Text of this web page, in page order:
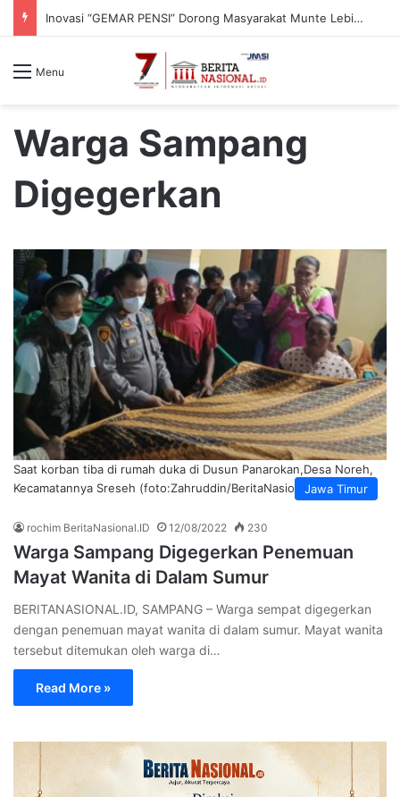
Inovasi “GEMAR PENSI” Dorong Masyarakat Munte Lebih Peduli Bahaya Hipertensi
Menu
Warga Sampang
Digegerkan
Jawa Timur
Saat korban tiba di rumah duka di Dusun Panarokan,Desa Noreh,
Kecamatannya Sreseh (foto:Zahruddin/BeritaNasional.ID)
rochim BeritaNasional.ID 12/08/2022 230
Warga Sampang Digegerkan Penemuan
Mayat Wanita di Dalam Sumur
BERITANASIONAL.ID, SAMPANG – Warga sempat digegerkan
dengan penemuan mayat wanita di dalam sumur. Mayat wanita
tersebut ditemukan oleh warga di…
Read More »